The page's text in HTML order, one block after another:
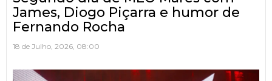
James, Diogo Piçarra e humor de
Fernando Rocha
18 de Julho, 2026, 08:00